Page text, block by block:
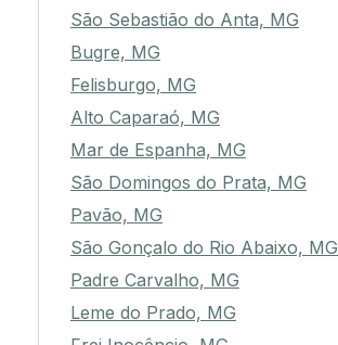
São Sebastião do Anta, MG
Bugre, MG
Felisburgo, MG
Alto Caparaó, MG
Mar de Espanha, MG
São Domingos do Prata, MG
Pavão, MG
São Gonçalo do Rio Abaixo, MG
Padre Carvalho, MG
Leme do Prado, MG